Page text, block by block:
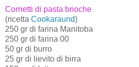
Cornetti di pasta brioche
(ricetta Cookaraund)
250 gr di farina Manitoba
250 gr di farina 00
50 gr di burro
25 gr di lievito di birra